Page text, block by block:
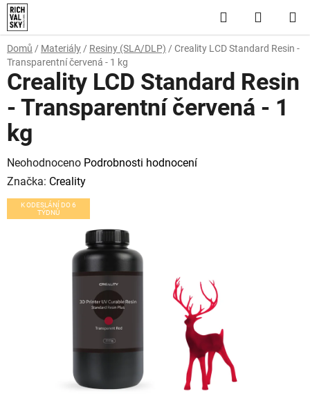
Přejít
na
obsah
Hledat
KOŠÍK
Domů / Materiály / Resiny (SLA/DLP) / Creality LCD Standard Resin -
Transparentní červená - 1 kg
Creality LCD Standard Resin
- Transparentní červená - 1
kg
Průměrné
hodnocení
produktu
je
Neohodnoceno Podrobnosti hodnocení
Značka: Creality
K ODESLÁNÍ DO 6
TÝDNŮ